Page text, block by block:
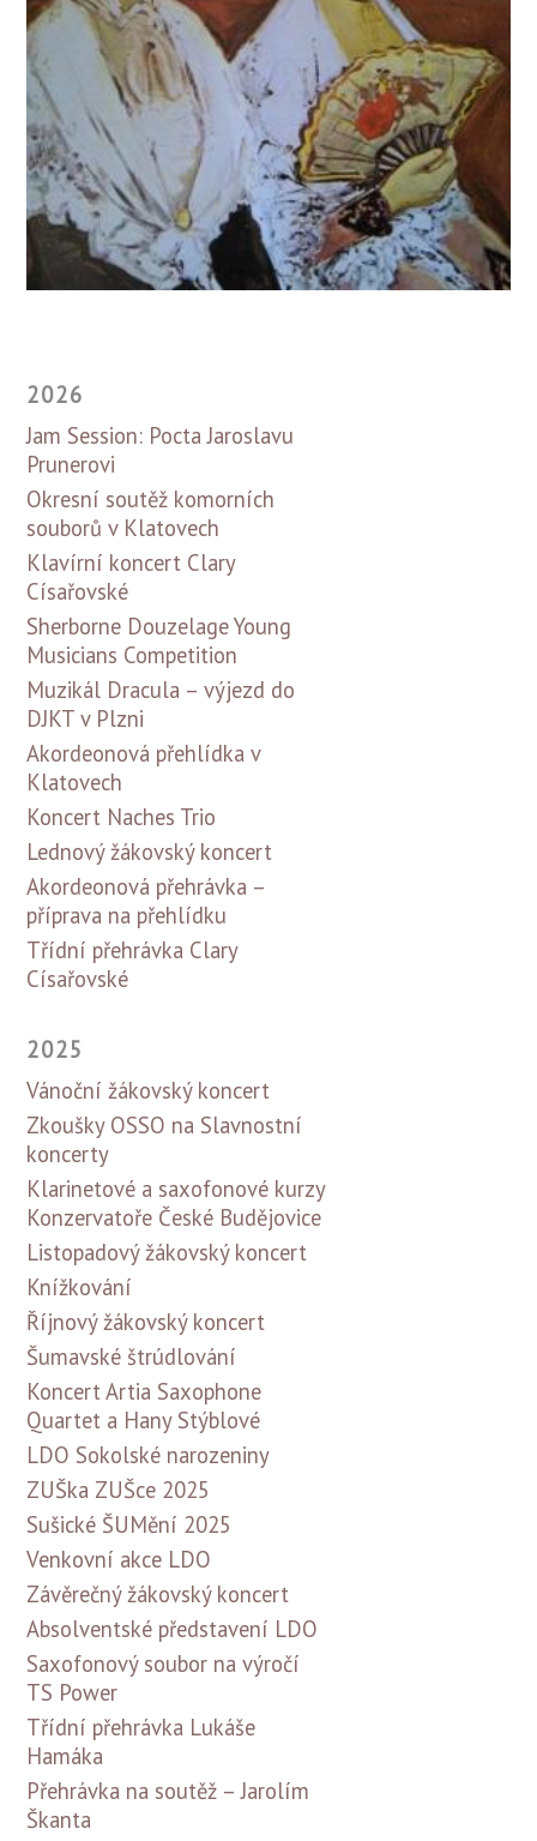
2026
Jam Session: Pocta Jaroslavu
Prunerovi
Okresní soutěž komorních
souborů v Klatovech
Klavírní koncert Clary
Císařovské
Sherborne Douzelage Young
Musicians Competition
Muzikál Dracula – výjezd do
DJKT v Plzni
Akordeonová přehlídka v
Klatovech
Koncert Naches Trio
Lednový žákovský koncert
Akordeonová přehrávka –
příprava na přehlídku
Třídní přehrávka Clary
Císařovské
2025
Vánoční žákovský koncert
Zkoušky OSSO na Slavnostní
koncerty
Klarinetové a saxofonové kurzy
Konzervatoře České Budějovice
Listopadový žákovský koncert
Knížkování
Říjnový žákovský koncert
Šumavské štrúdlování
Koncert Artia Saxophone
Quartet a Hany Stýblové
LDO Sokolské narozeniny
ZUŠka ZUŠce 2025
Sušické ŠUMění 2025
Venkovní akce LDO
Závěrečný žákovský koncert
Absolventské představení LDO
Saxofonový soubor na výročí
TS Power
Třídní přehrávka Lukáše
Hamáka
Přehrávka na soutěž – Jarolím
Škanta